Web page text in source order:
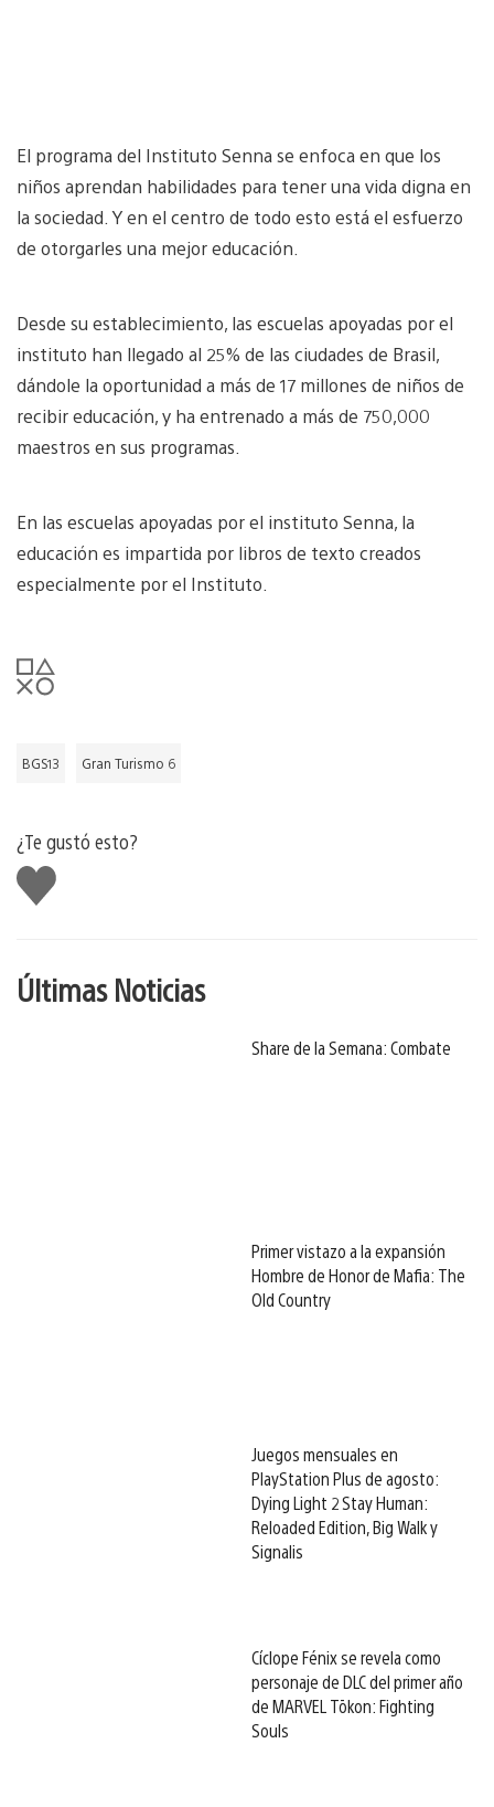
El programa del Instituto Senna se enfoca en que los
niños aprendan habilidades para tener una vida digna en
la sociedad. Y en el centro de todo esto está el esfuerzo
de otorgarles una mejor educación.
Desde su establecimiento, las escuelas apoyadas por el
instituto han llegado al 25% de las ciudades de Brasil,
dándole la oportunidad a más de 17 millones de niños de
recibir educación, y ha entrenado a más de 750,000
maestros en sus programas.
En las escuelas apoyadas por el instituto Senna, la
educación es impartida por libros de texto creados
especialmente por el Instituto.
BGS13 Gran Turismo 6
¿Te gustó esto?
Me
gusta
Últimas Noticias
Share de la Semana: Combate
Primer vistazo a la expansión
Hombre de Honor de Mafia: The
Old Country
Juegos mensuales en
PlayStation Plus de agosto:
Dying Light 2 Stay Human:
Reloaded Edition, Big Walk y
Signalis
Cíclope Fénix se revela como
personaje de DLC del primer año
de MARVEL Tōkon: Fighting
Souls